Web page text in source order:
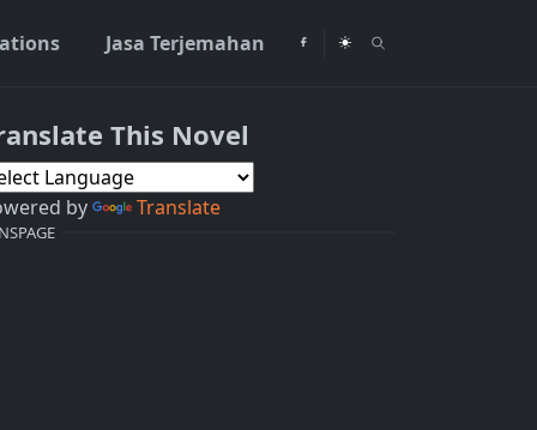
Jasa Terjemahan
This Novel
by Translate